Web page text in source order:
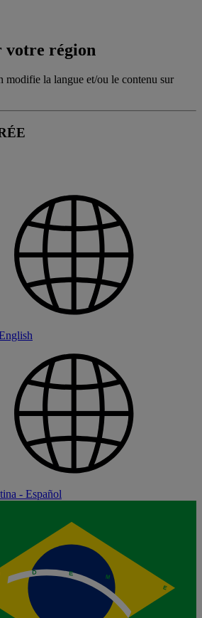
votre région
modifie la langue et/ou le contenu sur
- Español